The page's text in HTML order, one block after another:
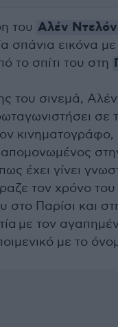
του Αλέν Ντελόν
σπάνια εικόνα
το σπίτι του στη
του σινεμά,
σε
κινηματογράφο,
απομονωμένος
έχει γίνει
τον χρόνο
στο Παρίσι και
με τον
με το